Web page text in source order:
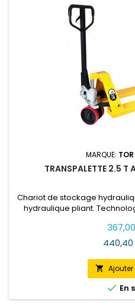
MARQUE:
TRANSPALETTE 2.5 T
Chariot de stockage
hydraulique pliant.
facilité d'utilisation.
les zones à forte

 En